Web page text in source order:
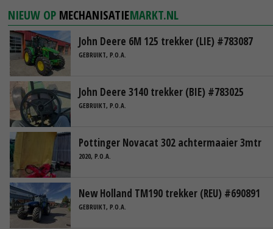
NIEUW OP MECHANISATIEMARKT.NL
John Deere 6M 125 trekker (LIE) #783087
GEBRUIKT, P.O.A.
John Deere 3140 trekker (BIE) #783025
GEBRUIKT, P.O.A.
Pottinger Novacat 302 achtermaaier 3mtr
2020, P.O.A.
New Holland TM190 trekker (REU) #690891
GEBRUIKT, P.O.A.